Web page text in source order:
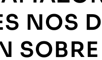
NOS
SOBRE